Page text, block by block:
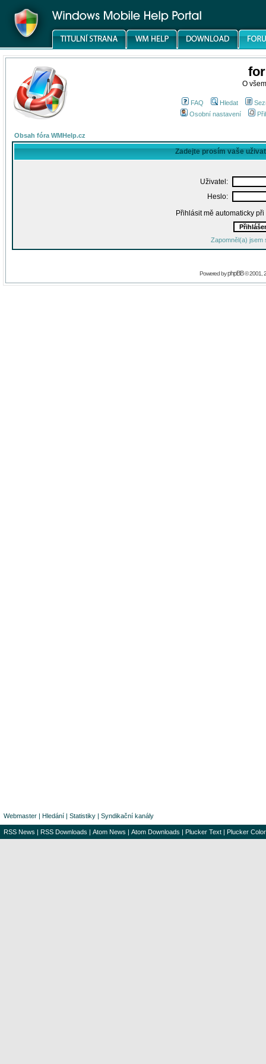
O
FAQ Hledat
Osobní nastavení
Obsah fóra WMHelp.cz
Zadejte prosím vaše
Uživatel:
Heslo:
Přihlásit mě automaticky
Zapomněl(a) jsem
Powered byphpBB© 2001,
Webmaster | Hledání | Statistiky | Syndikační kanály
RSS News | RSS Downloads | Atom News | Atom Downloads | Plucker Text | Plucker Color